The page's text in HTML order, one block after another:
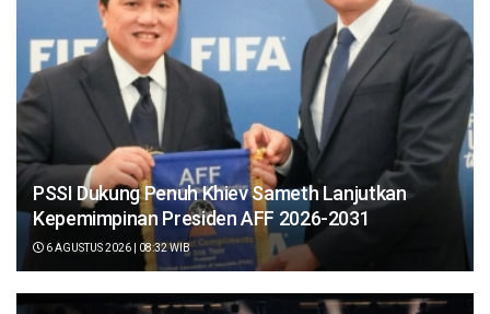
PSSI Dukung Penuh Khiev Sameth Lanjutkan
Kepemimpinan Presiden AFF 2026-2031
6 AGUSTUS 2026 | 08:32 WIB